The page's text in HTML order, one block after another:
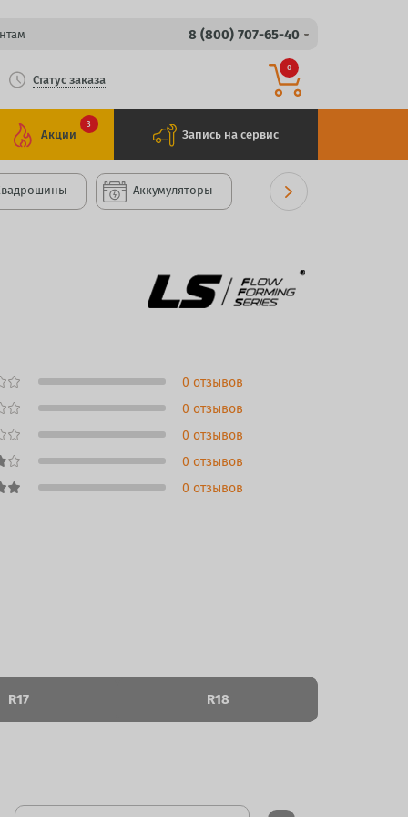
8 (800) 707-65-40
Статус заказа
0
Акции
3
Запись на сервис
Аккумуляторы
0 отзывов
0 отзывов
0 отзывов
0 отзывов
0 отзывов
R17 R18